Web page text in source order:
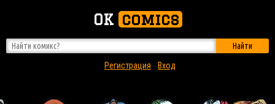
OK comics
Найти
Регистрация
Вход